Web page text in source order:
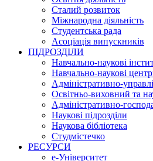
Сталий розвиток
Міжнародна діяльність
Студентська рада
Асоціація випускників
ПІДРОЗДІЛИ
Навчально-наукові
Навчально-наукові
Адміністративно-
Освітньо-виховний та
Адміністративно-
Наукові підрозділи
Наукова бібліотека
Студмістечко
РЕСУРСИ
е-Університет